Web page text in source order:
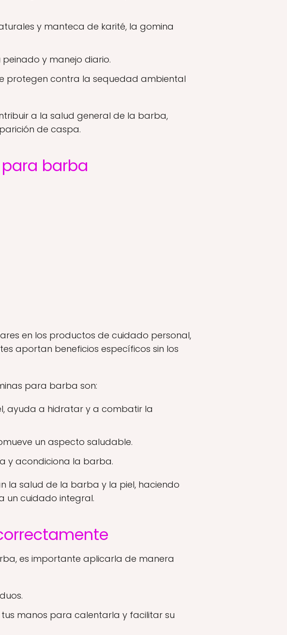
y manteca de karité, la gomina
y manejo diario.
protegen contra la sequedad ambiental
a la salud general de la barba,
de caspa.
barba
en los productos de cuidado personal,
aportan beneficios específicos sin los
para barba son:
ayuda a hidratar y a combatir la
un aspecto saludable.
y acondiciona la barba.
la salud de la barba y la piel, haciendo
un cuidado integral.
es importante aplicarla de manera
manos para calentarla y facilitar su